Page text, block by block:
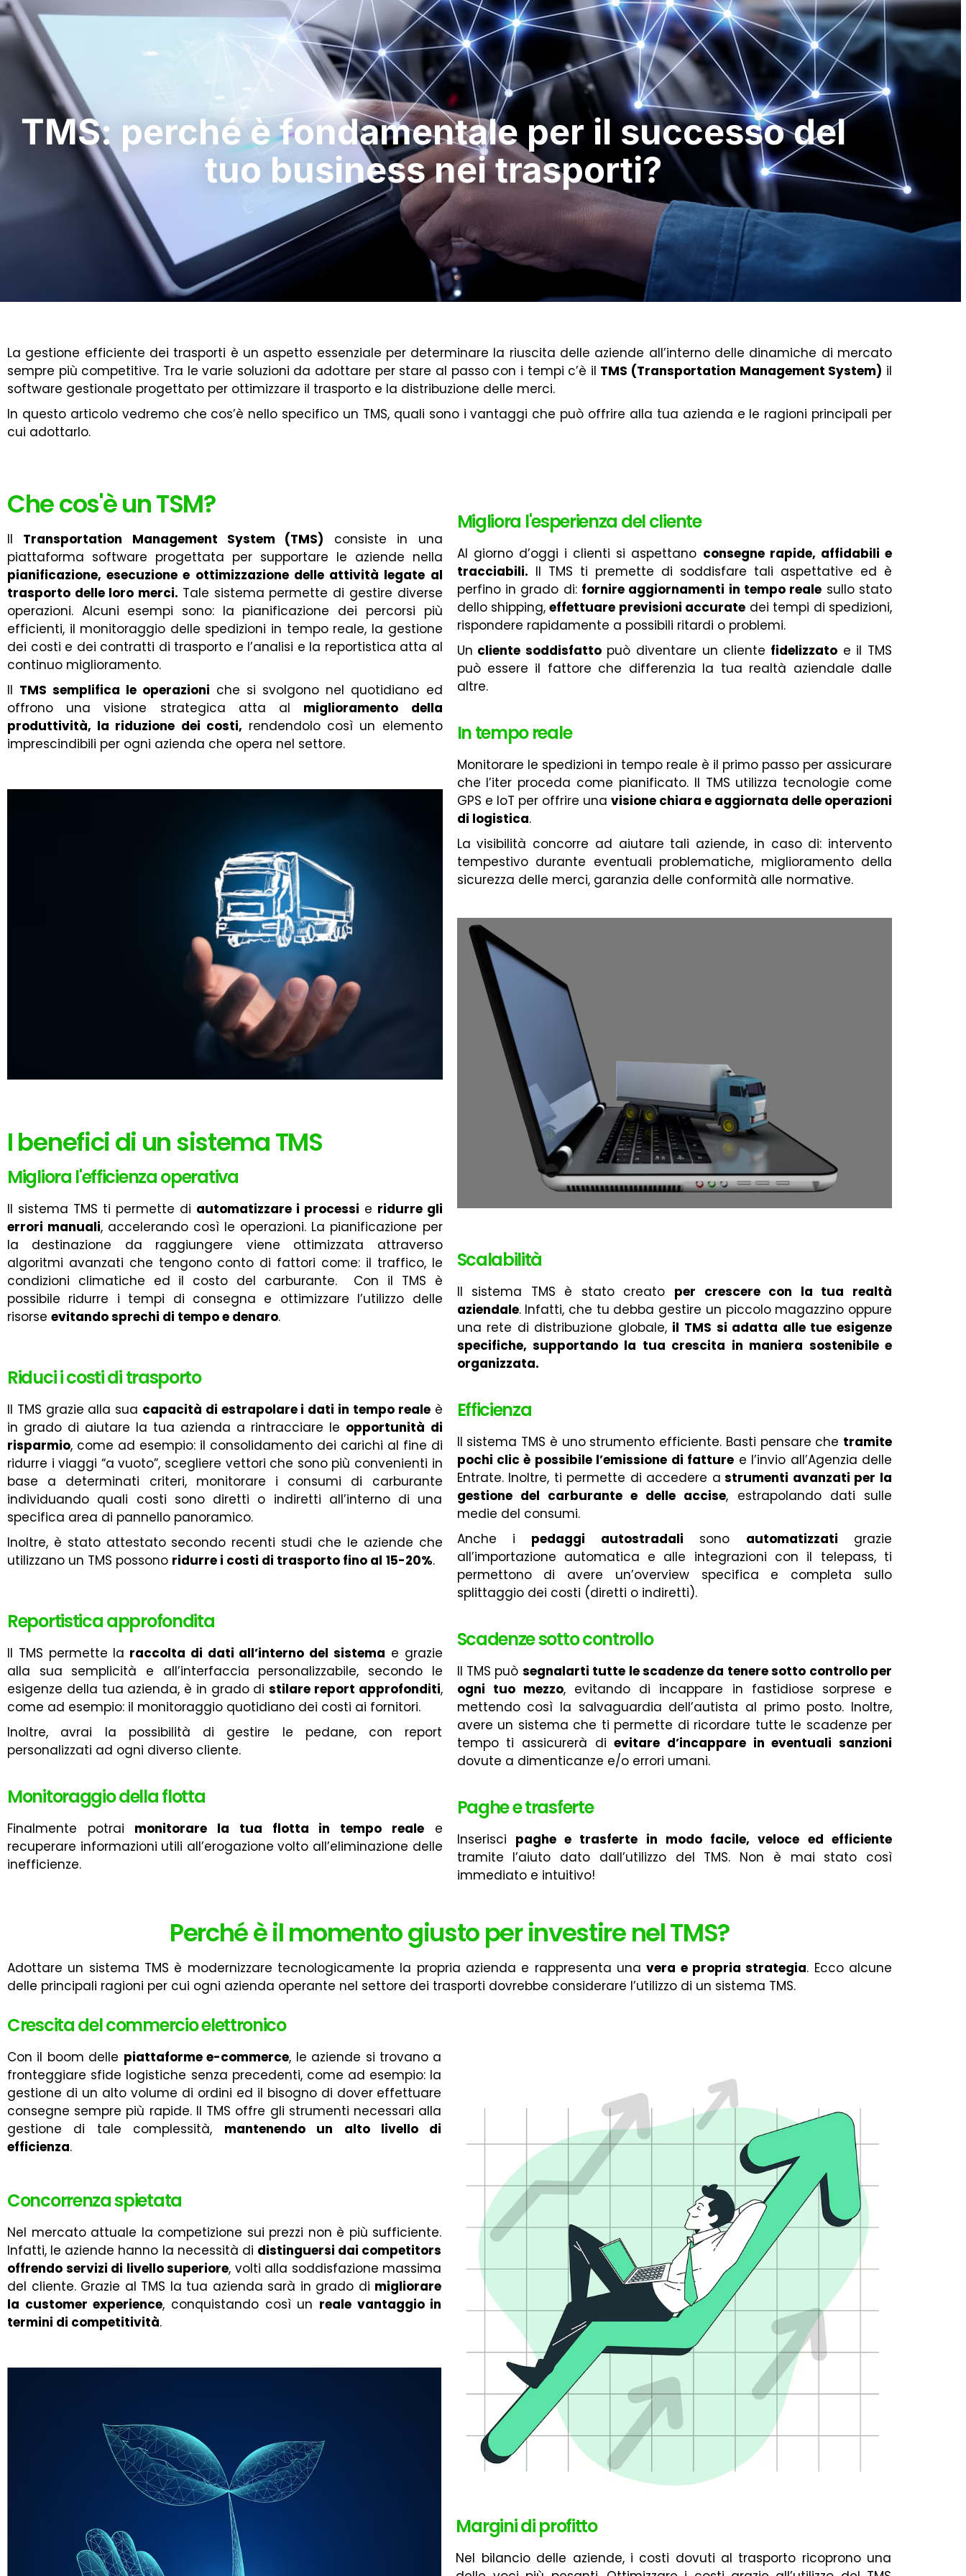
TMS: perché è fondamentale per il successo del
tuo business nei trasporti?
La gestione efficiente dei trasporti è un aspetto essenziale per determinare la riuscita delle aziende all’interno delle dinamiche di mercato
sempre più competitive. Tra le varie soluzioni da adottare per stare al passo con i tempi c’è il TMS (Transportation Management System) il
software gestionale progettato per ottimizzare il trasporto e la distribuzione delle merci.
In questo articolo vedremo che cos’è nello specifico un TMS, quali sono i vantaggi che può offrire alla tua azienda e le ragioni principali per
cui adottarlo.
Che cos'è un TSM?
Il Transportation Management System (TMS) consiste in una
piattaforma software progettata per supportare le aziende nella
pianificazione, esecuzione e ottimizzazione delle attività legate al
trasporto delle loro merci. Tale sistema permette di gestire diverse
operazioni. Alcuni esempi sono: la pianificazione dei percorsi più
efficienti, il monitoraggio delle spedizioni in tempo reale, la gestione
dei costi e dei contratti di trasporto e l’analisi e la reportistica atta al
continuo miglioramento.
Il TMS semplifica le operazioni che si svolgono nel quotidiano ed
offrono una visione strategica atta al miglioramento della
produttività, la riduzione dei costi, rendendolo così un elemento
imprescindibili per ogni azienda che opera nel settore.
I benefici di un sistema TMS
Migliora l'efficienza operativa
Il sistema TMS ti permette di automatizzare i processi e ridurre gli
errori manuali, accelerando così le operazioni. La pianificazione per
la destinazione da raggiungere viene ottimizzata attraverso
algoritmi avanzati che tengono conto di fattori come: il traffico, le
condizioni climatiche ed il costo del carburante. Con il TMS è
possibile ridurre i tempi di consegna e ottimizzare l’utilizzo delle
risorse evitando sprechi di tempo e denaro.
Riduci i costi di trasporto
Il TMS grazie alla sua capacità di estrapolare i dati in tempo realeè
in grado di aiutare la tua azienda a rintracciare le opportunità di
risparmio, come ad esempio: il consolidamento dei carichi al fine di
ridurre i viaggi “a vuoto”, scegliere vettori che sono più convenienti in
base a determinati criteri, monitorare i consumi di carburante
individuando quali costi sono diretti o indiretti all’interno di una
specifica area di pannello panoramico.
Inoltre, è stato attestato secondo recenti studi che le aziende che
utilizzano un TMS possono ridurre i costi di trasporto fino al 15-20%.
Reportistica approfondita
Il TMS permette la raccolta di dati all’interno del sistema e grazie
alla sua semplicità e all’interfaccia personalizzabile, secondo le
esigenze della tua azienda, è in grado di stilare report approfonditi,
come ad esempio: il monitoraggio quotidiano dei costi ai fornitori.
Inoltre, avrai la possibilità di gestire le pedane, con report
personalizzati ad ogni diverso cliente.
Monitoraggio della flotta
Finalmente potrai monitorare la tua flotta in tempo realee
recuperare informazioni utili all’erogazione volto all’eliminazione delle
inefficienze.
Migliora l'esperienza del cliente
Al giorno d’oggi i clienti si aspettano consegne rapide, affidabili e
tracciabili. Il TMS ti premette di soddisfare tali aspettative ed è
perfino in grado di: fornire aggiornamenti in tempo reale sullo stato
dello shipping,effettuare previsioni accurate dei tempi di spedizioni,
rispondere rapidamente a possibili ritardi o problemi.
Un cliente soddisfattopuò diventare un cliente fidelizzato e il TMS
può essere il fattore che differenzia la tua realtà aziendale dalle
altre.
In tempo reale
Monitorare le spedizioni in tempo reale è il primo passo per assicurare
che l’iter proceda come pianificato. Il TMS utilizza tecnologie come
GPS e loT per offrire una visione chiara e aggiornata delle operazioni
di logistica.
La visibilità concorre ad aiutare tali aziende, in caso di: intervento
tempestivo durante eventuali problematiche, miglioramento della
sicurezza delle merci, garanzia delle conformità alle normative.
Scalabilità
Il sistema TMS è stato creato per crescere con la tua realtà
aziendale. Infatti, che tu debba gestire un piccolo magazzino oppure
una rete di distribuzione globale, il TMS si adatta alle tue esigenze
specifiche, supportando la tua crescita in maniera sostenibile e
organizzata.
Efficienza
Il sistema TMS è uno strumento efficiente. Basti pensare che tramite
pochi clic è possibile l’emissione di fatture e l’invio all’Agenzia delle
Entrate. Inoltre, ti permette di accedere a strumenti avanzati per la
gestione del carburante e delle accise, estrapolando dati sulle
medie del consumi.
Anche i pedaggi autostradali sono automatizzati grazie
all’importazione automatica e alle integrazioni con il telepass, ti
permettono di avere un’overview specifica e completa sullo
splittaggio dei costi (diretti o indiretti).
Scadenze sotto controllo
Il TMS può segnalarti tutte le scadenze da tenere sotto controllo per
ogni tuo mezzo, evitando di incappare in fastidiose sorprese e
mettendo così la salvaguardia dell’autista al primo posto. Inoltre,
avere un sistema che ti permette di ricordare tutte le scadenze per
tempo ti assicurerà dievitare d’incappare in eventuali sanzioni
dovute a dimenticanze e/o errori umani.
Paghe e trasferte
Inserisci paghe e trasferte in modo facile, veloce ed efficiente
tramite l’aiuto dato dall’utilizzo del TMS. Non è mai stato così
immediato e intuitivo!
Perché è il momento giusto per investire nel TMS?
Adottare un sistema TMS è modernizzare tecnologicamente la propria azienda e rappresenta unavera e propria strategia. Ecco alcune
delle principali ragioni per cui ogni azienda operante nel settore dei trasporti dovrebbe considerare l’utilizzo di un sistema TMS.
Crescita del commercio elettronico
Con il boom delle piattaforme e-commerce, le aziende si trovano a
fronteggiare sfide logistiche senza precedenti, come ad esempio: la
gestione di un alto volume di ordini ed il bisogno di dover effettuare
consegne sempre più rapide. Il TMS offre gli strumenti necessari alla
gestione di tale complessità, mantenendo un alto livello di
efficienza.
Concorrenza spietata
Nel mercato attuale la competizione sui prezzi non è più sufficiente.
Infatti, le aziende hanno la necessità di distinguersi dai competitors
offrendo servizi di livello superiore, volti alla soddisfazione massima
del cliente. Grazie al TMS la tua azienda sarà in grado di migliorare
la customer experience, conquistando così un reale vantaggio in
termini di competitività.
Margini di profitto
Nel bilancio delle aziende, i costi dovuti al trasporto ricoprono una